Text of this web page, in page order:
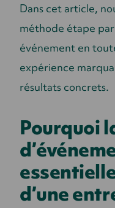
Dans cet article,
méthode étape
événement en
expérience
résultats concrets.
Pourquoi
d’une